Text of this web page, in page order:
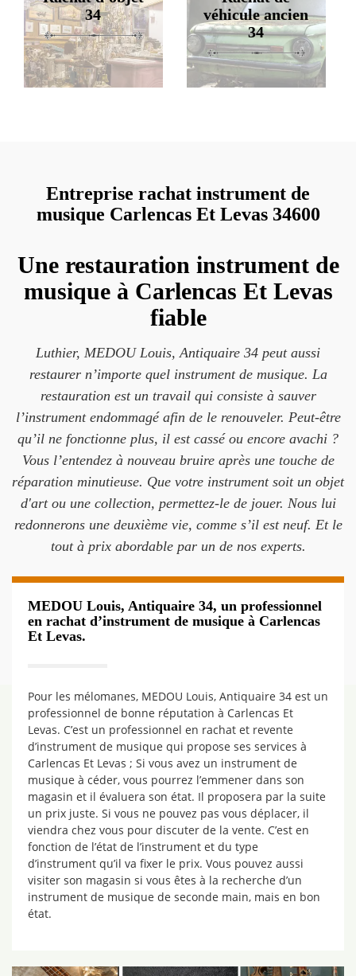
34
véhicule ancien
34
Entreprise rachat instrument de
musique Carlencas Et Levas 34600
Une restauration instrument de
musique à Carlencas Et Levas
fiable
Luthier, MEDOU Louis, Antiquaire 34 peut aussi
restaurer n’importe quel instrument de musique. La
restauration est un travail qui consiste à sauver
l’instrument endommagé afin de le renouveler. Peut-être
qu’il ne fonctionne plus, il est cassé ou encore avachi ?
Vous l’entendez à nouveau bruire après une touche de
réparation minutieuse. Que votre instrument soit un objet
d'art ou une collection, permettez-le de jouer. Nous lui
redonnerons une deuxième vie, comme s’il est neuf. Et le
tout à prix abordable par un de nos experts.
MEDOU Louis, Antiquaire 34, un professionnel
en rachat d’instrument de musique à Carlencas
Et Levas.
Pour les mélomanes, MEDOU Louis, Antiquaire 34 est un
professionnel de bonne réputation à Carlencas Et
Levas. C’est un professionnel en rachat et revente
d’instrument de musique qui propose ses services à
Carlencas Et Levas ; Si vous avez un instrument de
musique à céder, vous pourrez l’emmener dans son
magasin et il évaluera son état. Il proposera par la suite
un prix juste. Si vous ne pouvez pas vous déplacer, il
viendra chez vous pour discuter de la vente. C’est en
fonction de l’état de l’instrument et du type
d’instrument qu’il va fixer le prix. Vous pouvez aussi
visiter son magasin si vous êtes à la recherche d’un
instrument de musique de seconde main, mais en bon
état.